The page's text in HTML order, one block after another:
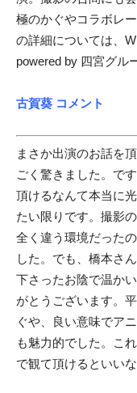
極のかぐやコラボレ
の詳細については、
powered by 四宮グル
古賀葵 コメント
まさか出演のお話を
ごく驚きました。で
頂けるなんて本当に
たい限りです。撮影
全く違う環境だった
した。でも、橋本さ
下さったお陰で温か
がとうございます。
ぐや、良い意味でア
も魅力的でした。こ
で観て頂けるといいな